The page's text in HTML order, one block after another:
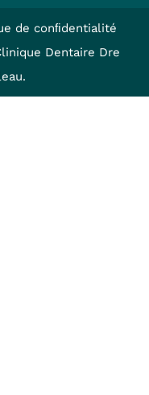
de conﬁdentialité
Dentaire Dre